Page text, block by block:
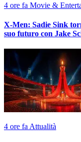
4 ore fa Movie &
X-Men: Sadie Sink
suo futuro con Jake
4 ore fa Attualità